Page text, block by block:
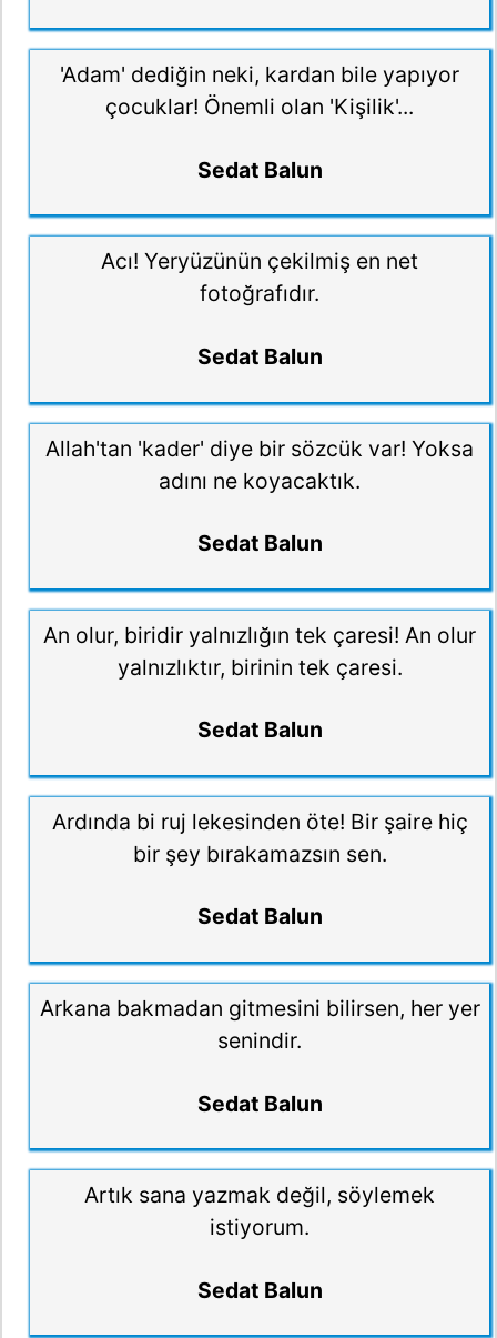
'Adam' dediğin neki, kardan bile yapıyor
çocuklar! Önemli olan 'Kişilik'...
Sedat Balun
Acı! Yeryüzünün çekilmiş en net
fotoğrafıdır.
Sedat Balun
Allah'tan 'kader' diye bir sözcük var! Yoksa
adını ne koyacaktık.
Sedat Balun
An olur, biridir yalnızlığın tek çaresi! An olur
yalnızlıktır, birinin tek çaresi.
Sedat Balun
Ardında bi ruj lekesinden öte! Bir şaire hiç
bir şey bırakamazsın sen.
Sedat Balun
Arkana bakmadan gitmesini bilirsen, her yer
senindir.
Sedat Balun
Artık sana yazmak değil, söylemek
istiyorum.
Sedat Balun